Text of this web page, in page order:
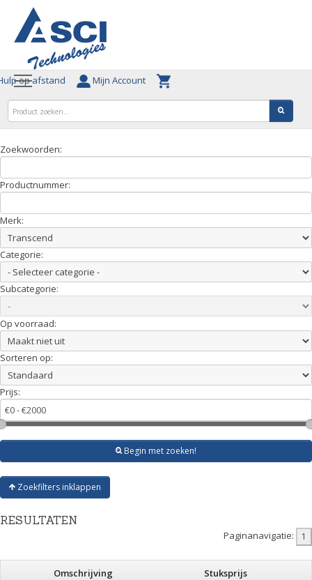
op afstand Mijn Account
Zoekwoorden:
Productnummer:
Merk:
Categorie:
Subcategorie:
Op voorraad:
Sorteren op:
Prijs:
Begin met zoeken!
Zoekfilters inklappen
RESULTATEN
Paginanavigatie:
Omschrijving
Stuksprijs